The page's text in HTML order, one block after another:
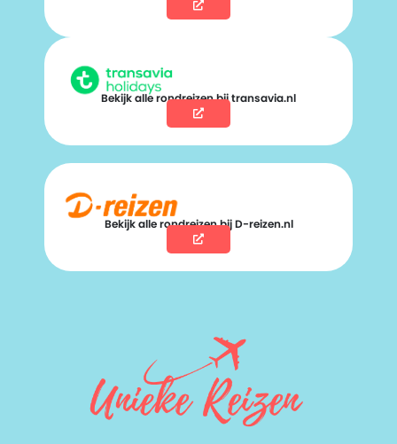
Bekijk alle rondreizen bij transavia.nl
Bekijk alle rondreizen bij D-reizen.nl